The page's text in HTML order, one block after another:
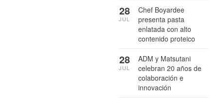
Chef Boyardee
presenta pasta
enlatada con alto
contenido proteico
28
JUL
ADM y Matsutani
celebran 20 años de
colaboración e
innovación
28
JUL